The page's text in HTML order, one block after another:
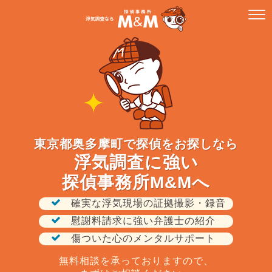
東京都奥多摩町で探偵をお探しなら
浮気調査に強い
探偵事務所M&Mへ
確実な浮気現場の証拠撮影・録音
慰謝料請求に強い弁護士の紹介
傷ついた心のメンタルサポート
無料相談を承っておりますので、